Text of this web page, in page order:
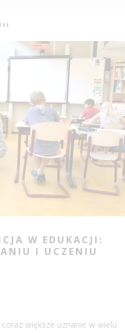
W EDUKACJI:
I UCZENIU
większe uznanie w wielu